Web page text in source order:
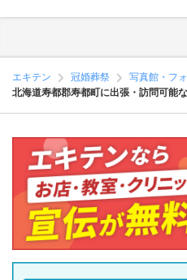
エキテン 冠婚葬祭
写真館・フ
北海道寿都郡寿都町に出張・訪問可能